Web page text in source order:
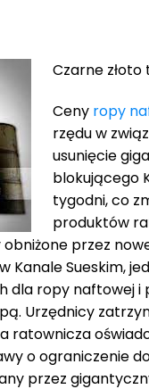
Czarne złoto
Ceny ropy
rzędu w
usunięcie
blokującego
tygodni, co
produktów
przez
Kanale Sueskim,
dla ropy naftowej
Urzędnicy
ratownicza
o ograniczenie
przez